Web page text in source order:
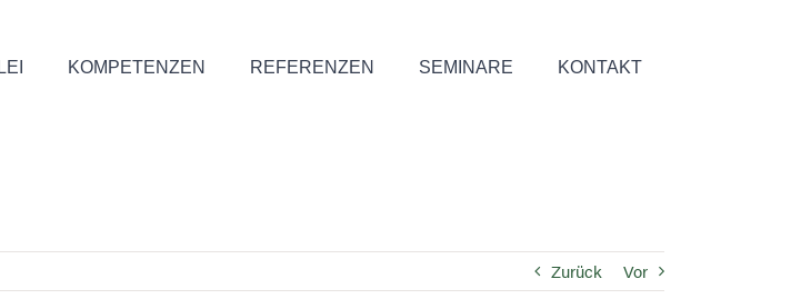
KOMPETENZEN REFERENZEN SEMINARE KONTAKT
Zurück Vor